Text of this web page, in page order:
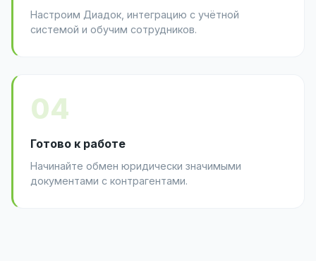
Настроим Диадок, интеграцию с учётной
системой и обучим сотрудников.
04
Готово к работе
Начинайте обмен юридически значимыми
документами с контрагентами.